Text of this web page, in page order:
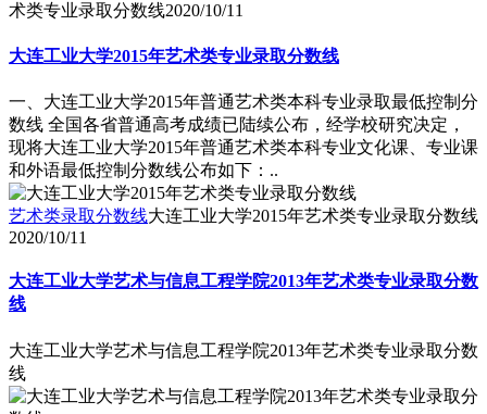
术类专业录取分数线2020/10/11
大连工业大学2015年艺术类专业录取分数线
一、大连工业大学2015年普通艺术类本科专业录取最低控制分
数线 全国各省普通高考成绩已陆续公布，经学校研究决定，
现将大连工业大学2015年普通艺术类本科专业文化课、专业课
和外语最低控制分数线公布如下：..
艺术类录取分数线大连工业大学2015年艺术类专业录取分数线
2020/10/11
大连工业大学艺术与信息工程学院2013年艺术类专业录取分数
线
大连工业大学艺术与信息工程学院2013年艺术类专业录取分数
线